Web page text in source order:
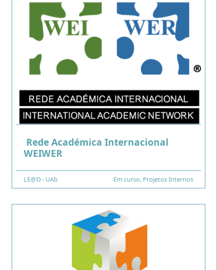
Rede Académica Internacional
WEIWER
Financiamento
LE@D - UAb
Tipo Em curso, Projetos Internos